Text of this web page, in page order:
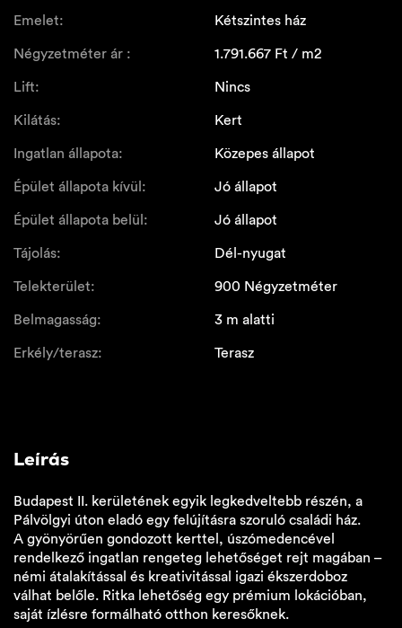
Emelet: Kétszintes ház
Négyzetméter ár : 1.791.667 Ft / m2
Lift: Nincs
Kilátás: Kert
Ingatlan állapota: Közepes állapot
Épület állapota kívül: Jó állapot
Épület állapota belül: Jó állapot
Tájolás: Dél-nyugat
Telekterület: 900 Négyzetméter
Belmagasság: 3 m alatti
Erkély/terasz: Terasz
Leírás
Budapest II. kerületének egyik legkedveltebb részén, a
Pálvölgyi úton eladó egy felújításra szoruló családi ház.
A gyönyörűen gondozott kerttel, úszómedencével
rendelkező ingatlan rengeteg lehetőséget rejt magában –
némi átalakítással és kreativitással igazi ékszerdoboz
válhat belőle. Ritka lehetőség egy prémium lokációban,
saját ízlésre formálható otthon keresőknek.